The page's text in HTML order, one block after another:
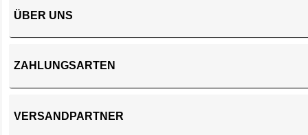
ÜBER UNS
ZAHLUNGSARTEN
VERSANDPARTNER